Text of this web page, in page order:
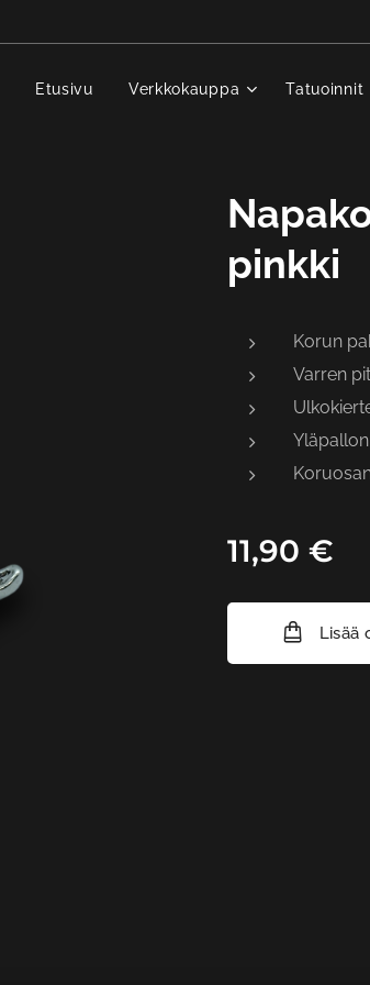
Etusivu Verkkokauppa Tatuoinnit
pinkki
Korun
Varren
11,90 €
Lisää